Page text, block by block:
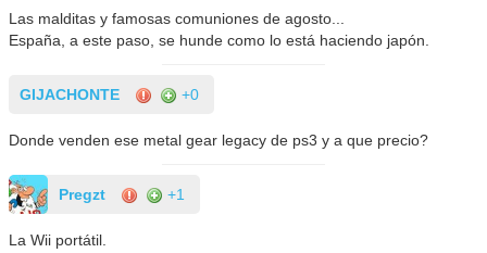
Las malditas y famosas comuniones de agosto...
España, a este paso, se hunde como lo está haciendo japón.
GIJACHONTE +0
Donde venden ese metal gear legacy de ps3 y a que precio?
Pregzt +1
La Wii portátil.